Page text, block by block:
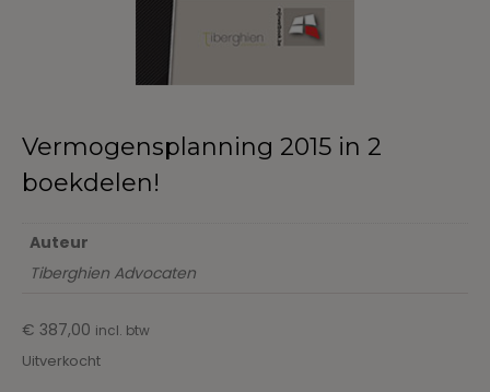
Vermogensplanning 2015 in 2
boekdelen!
Auteur
Tiberghien Advocaten
€ 387,00 incl. btw
Uitverkocht